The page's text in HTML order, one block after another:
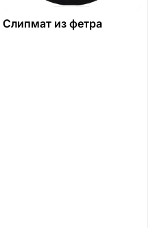
Слипмат из фетра